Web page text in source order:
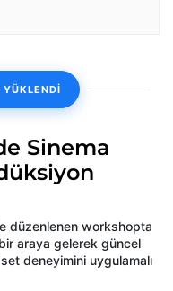
YÜKLENDİ
Sinema
düzenlenen workshopta
araya gelerek güncel
deneyimini uygulamalı